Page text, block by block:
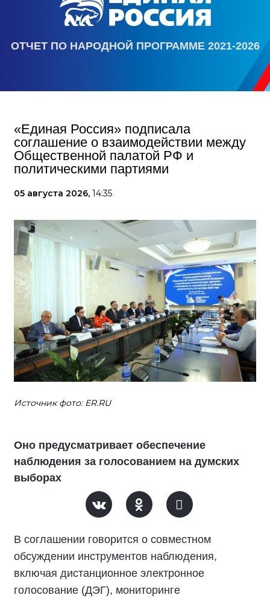
ОТЧЕТ ПО НАРОДНОЙ ПРОГРАММЕ 2021-2026
«Единая Россия» подписала
соглашение о взаимодействии между
Общественной палатой РФ и
политическими партиями
05 августа 2026, 14:35
Источник фото: ER.RU
Оно предусматривает обеспечение
наблюдения за голосованием на думских
выборах
В соглашении говорится о совместном
обсуждении инструментов наблюдения,
включая дистанционное электронное
голосование (ДЭГ), мониторинге